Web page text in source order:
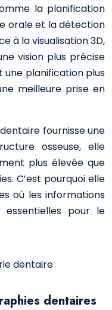
la planification
orale et la détection
à la visualisation 3D,
vision plus précise
planification plus
meilleure prise en
fournisse une
osseuse, elle
plus élevée que
C’est pourquoi elle
où les informations
essentielles pour le
dentaires